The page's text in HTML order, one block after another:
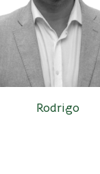
Rodrigo